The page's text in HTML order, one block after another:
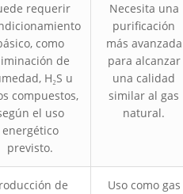
requerir
como
de
H₂S u
compuestos,
el uso
energético
previsto.
Necesita una
purificación
más avanzada
para alcanzar
una calidad
similar al gas
natural.
de
Uso como gas